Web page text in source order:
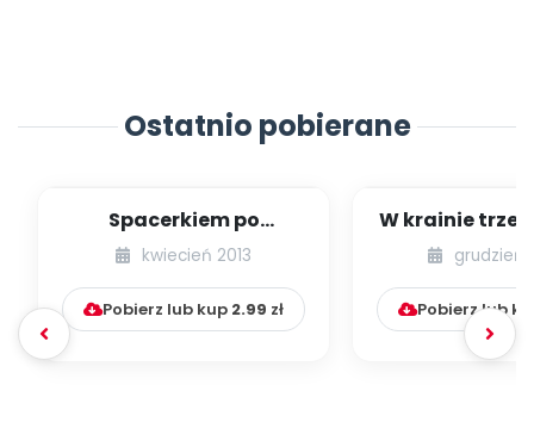
Ostatnio pobierane
Spacerkiem po
Krakowie (inscenizacja
muzyczno-ruchowa)
kwiecień 2013
Pobierz lub kup 2.99 zł
W krainie
grudzień
Pobierz lub